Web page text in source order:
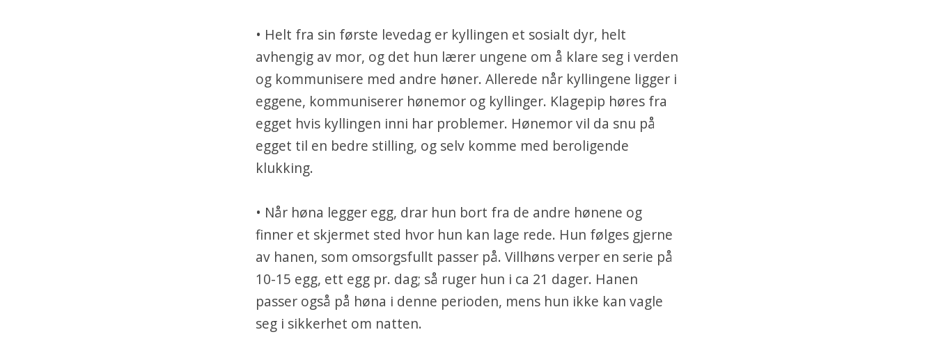
• Helt fra sin første levedag er kyllingen et sosialt dyr, helt
avhengig av mor, og det hun lærer ungene om å klare seg i verden
og kommunisere med andre høner. Allerede når kyllingene ligger i
eggene, kommuniserer hønemor og kyllinger. Klagepip høres fra
egget hvis kyllingen inni har problemer. Hønemor vil da snu på
egget til en bedre stilling, og selv komme med beroligende
klukking.
• Når høna legger egg, drar hun bort fra de andre hønene og
finner et skjermet sted hvor hun kan lage rede. Hun følges gjerne
av hanen, som omsorgsfullt passer på. Villhøns verper en serie på
10-15 egg, ett egg pr. dag; så ruger hun i ca 21 dager. Hanen
passer også på høna i denne perioden, mens hun ikke kan vagle
seg i sikkerhet om natten.